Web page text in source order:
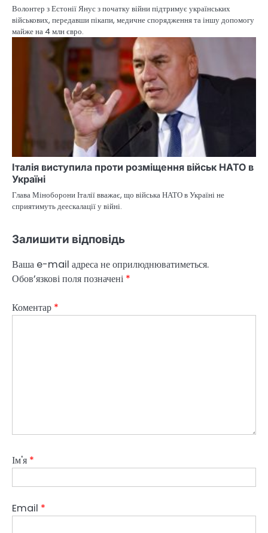
Волонтер з Естонії Янус з початку війни підтримує українських
військових, передавши пікапи, медичне спорядження та іншу допомогу
майже на 4 млн євро.
Італія виступила проти розміщення військ НАТО в
Україні
Глава Міноборони Італії вважає, що війська НАТО в Україні не
сприятимуть деескалації у війні.
Залишити відповідь
Ваша e-mail адреса не оприлюднюватиметься.
Обов’язкові поля позначені *
Коментар *
Ім'я *
Email *